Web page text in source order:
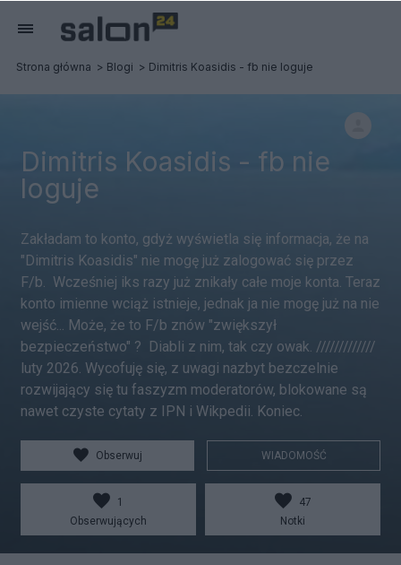
Strona główna Blogi Dimitris Koasidis - fb nie loguje
Dimitris Koasidis - fb nie
loguje
Zakładam to konto, gdyż wyświetla się informacja, że na
"Dimitris Koasidis" nie mogę już zalogować się przez
F/b. Wcześniej iks razy już znikały całe moje konta. Teraz
konto imienne wciąż istnieje, jednak ja nie mogę już na nie
wejść... Może, że to F/b znów "zwiększył
bezpieczeństwo" ? Diabli z nim, tak czy owak. /////////////
luty 2026. Wycofuję się, z uwagi nazbyt bezczelnie
rozwijający się tu faszyzm moderatorów, blokowane są
nawet czyste cytaty z IPN i Wikpedii. Koniec.
Obserwuj WIADOMOŚĆ
1
Obserwujących
47
Notki